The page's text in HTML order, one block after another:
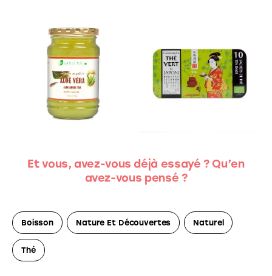
Et vous, avez-vous déjà essayé ? Qu’en
avez-vous pensé ?
Boisson Nature Et Découvertes Naturel
Thé